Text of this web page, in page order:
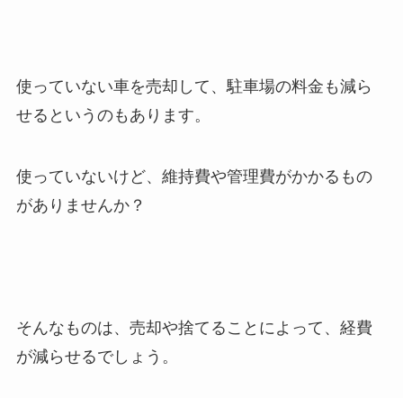
使っていない車を売却して、駐車場の料金も減ら
せるというのもあります。
使っていないけど、維持費や管理費がかかるもの
がありませんか？
そんなものは、売却や捨てることによって、経費
が減らせるでしょう。